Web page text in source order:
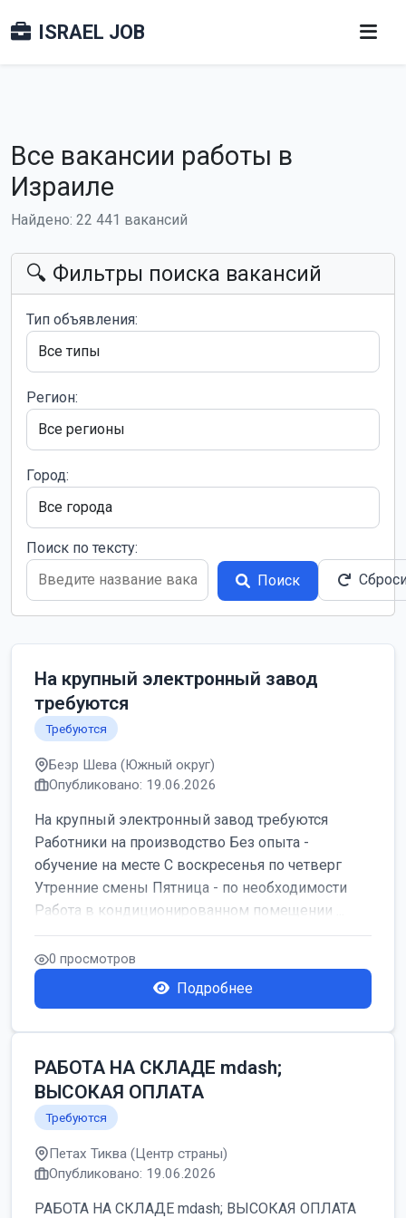
ISRAEL JOB
Все вакансии работы в
Израиле
Найдено: 22 441 вакансий
🔍 Фильтры поиска вакансий
Тип объявления:
Регион:
Город:
Поиск по тексту:
Поиск
На крупный электронный завод
требуются
Требуются
Беэр Шева (Южный округ)
Опубликовано: 19.06.2026
На крупный электронный завод требуются
Работники на производство Без опыта -
обучение на месте С воскресенья по четверг
Утренние смены Пятница - по необходимости
Работа в кондиционированном помещении ...
0 просмотров
Подробнее
РАБОТА НА СКЛАДЕ mdash;
ВЫСОКАЯ ОПЛАТА
Требуются
Петах Тиква (Центр страны)
Опубликовано: 19.06.2026
РАБОТА НА СКЛАДЕ mdash; ВЫСОКАЯ ОПЛАТА